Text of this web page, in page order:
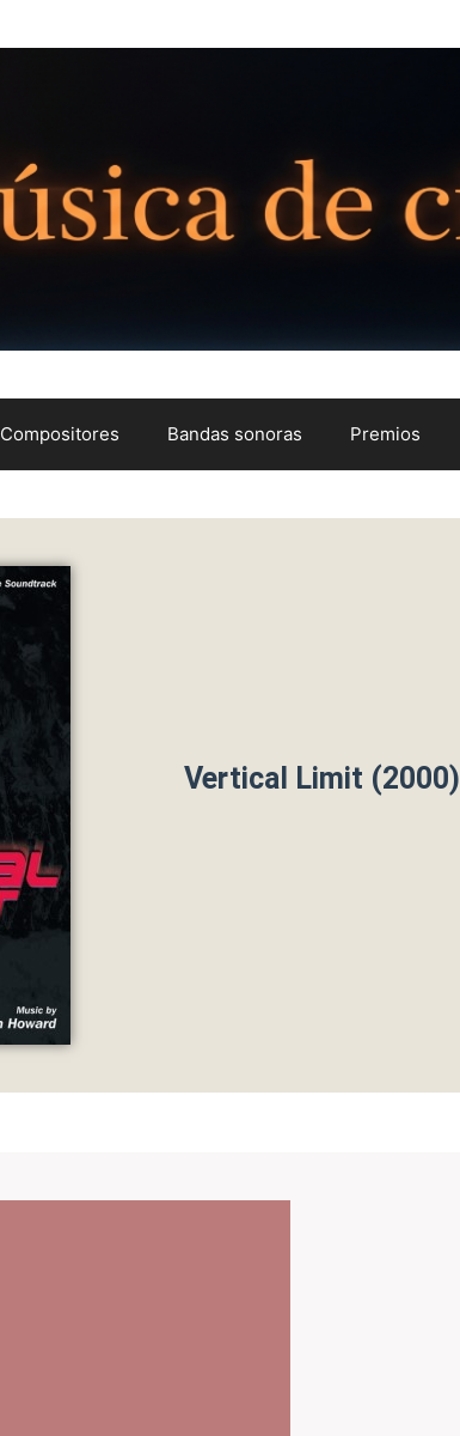
Compositores Bandas sonoras Premios
Vertical Limit (2000)